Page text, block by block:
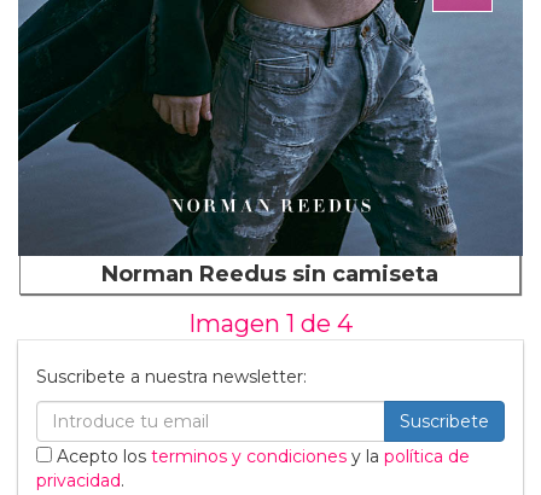
Norman Reedus sin camiseta
Imagen 1 de 4
Suscribete a nuestra newsletter:
Suscribete
Acepto los terminos y condiciones y la política de
privacidad.